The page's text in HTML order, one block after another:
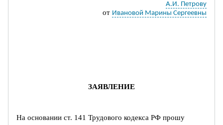
А.И. Петрову
от Ивановой Марины Сергеевны
ЗАЯВЛЕНИЕ
На основании ст. 141 Трудового кодекса РФ прошу